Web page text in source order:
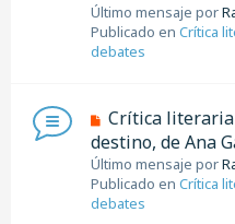
j
e
v
o
m
s
a
j
e
Último mensaje por
Publicado en Crítica
debates
N
e
v
o
m
Crítica literaria
destino, de Ana
Último mensaje por
Publicado en Crítica
debates